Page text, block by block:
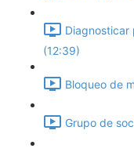
Diagnosticar
(12:39)
Bloqueo de
Grupo de